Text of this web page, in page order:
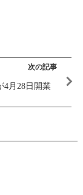
次の記事
4月28日開業